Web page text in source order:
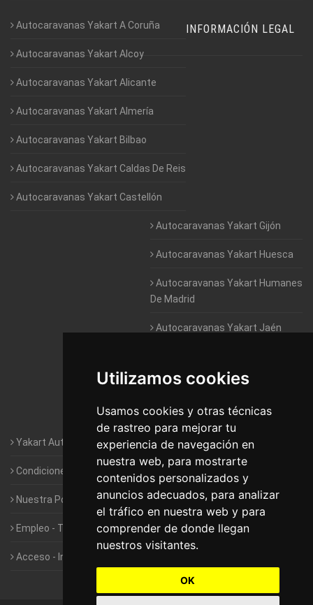
Utilizamos cookies
Usamos cookies y otras técnicas
de rastreo para mejorar tu
experiencia de navegación en
nuestra web, para mostrarte
contenidos personalizados y
anuncios adecuados, para analizar
el tráfico en nuestra web y para
comprender de donde llegan
nuestros visitantes.
OK
Autocaravanas Yakart A Coruña
Autocaravanas Yakart Alcoy
Autocaravanas Yakart Alicante
Autocaravanas Yakart Almería
Autocaravanas Yakart Bilbao
Autocaravanas Yakart Caldas De Reis
Autocaravanas Yakart Castellón
Autocaravanas Yakart Gijón
Autocaravanas Yakart Huesca
Autocaravanas Yakart Humanes
De Madrid
Autocaravanas Yakart Jaén
Autocaravanas Yakart Valencia
Autocaravanas Yakart Vitoria
INFORMACIÓN LEGAL
Yakart Autocaravanas · La empresa
Condiciones de Alquiler de Yakart
Nuestra Política de Privacidad
Empleo - Trabaja con nosotros
Acceso - Intranet de Franquiciados